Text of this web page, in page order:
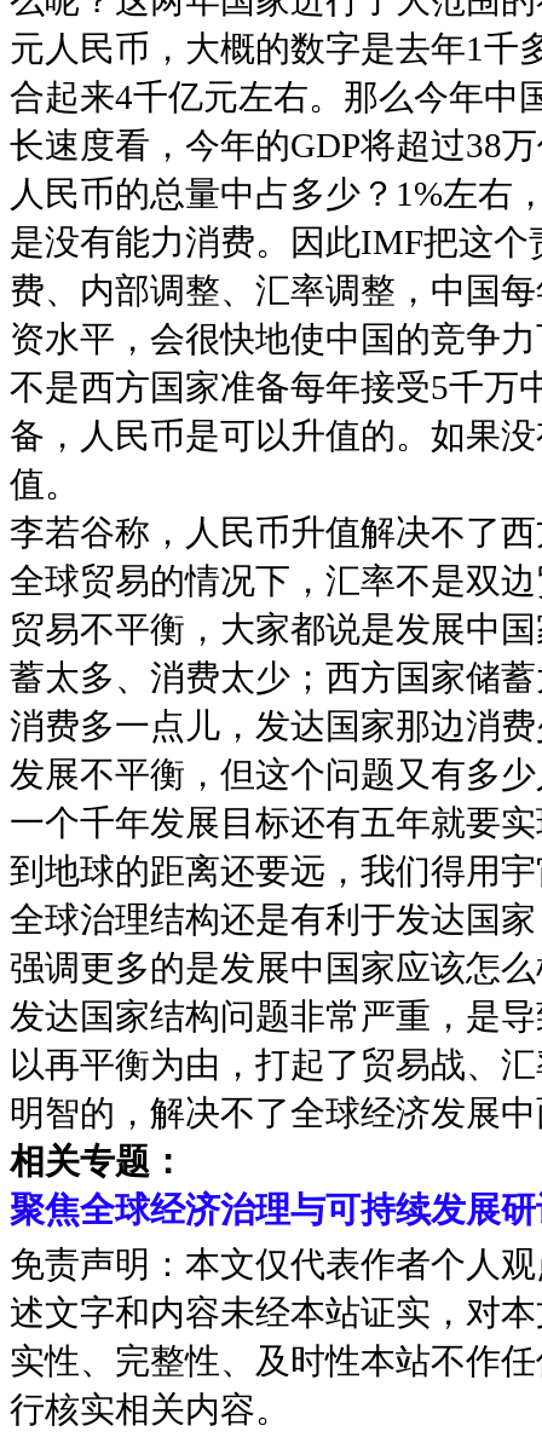
元人民币，大概的数字是去年1千
合起来4千亿元左右。那么今年中
长速度看，今年的GDP将超过38
人民币的总量中占多少？1%左右
是没有能力消费。因此IMF把这
费、内部调整、汇率调整，中国
资水平，会很快地使中国的竞争
不是西方国家准备每年接受5千万
备，人民币是可以升值的。如果
值。
李若谷称，人民币升值解决不了
全球贸易的情况下，汇率不是双
贸易不平衡，大家都说是发展中
蓄太多、消费太少；西方国家储
消费多一点儿，发达国家那边消
发展不平衡，但这个问题又有多
一个千年发展目标还有五年就要
到地球的距离还要远，我们得用
全球治理结构还是有利于发达国
强调更多的是发展中国家应该怎
发达国家结构问题非常严重，是
以再平衡为由，打起了贸易战、
明智的，解决不了全球经济发展
相关专题：
聚焦全球经济治理与可持续发展
免责声明：本文仅代表作者个人
述文字和内容未经本站证实，对
实性、完整性、及时性本站不作
行核实相关内容。